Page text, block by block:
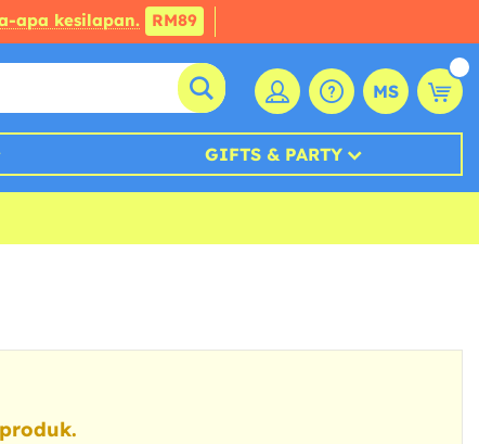
apa kesilapan. RM89
MS
GIFTS & PARTY